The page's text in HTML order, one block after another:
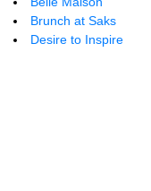
Brunch at Saks
Desire to Inspire